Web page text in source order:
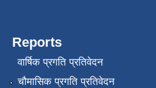
Reports
वार्षिक प्रगति प्रतिवेदन
चौमासिक प्रगति प्रतिवेदन